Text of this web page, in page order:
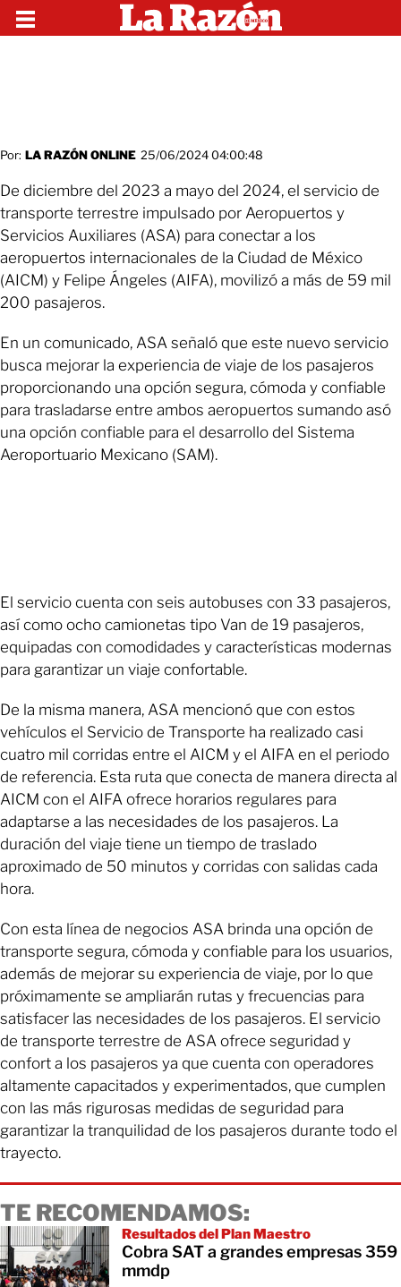
Por: LA RAZÓN ONLINE 25/06/2024 04:00:48
De diciembre del 2023 a mayo del 2024, el servicio de
transporte terrestre impulsado por Aeropuertos y
Servicios Auxiliares (ASA) para conectar a los
aeropuertos internacionales de la Ciudad de México
(AICM) y Felipe Ángeles (AIFA), movilizó a más de 59 mil
200 pasajeros.
En un comunicado, ASA señaló que este nuevo servicio
busca mejorar la experiencia de viaje de los pasajeros
proporcionando una opción segura, cómoda y confiable
para trasladarse entre ambos aeropuertos sumando asó
una opción confiable para el desarrollo del Sistema
Aeroportuario Mexicano (SAM).
El servicio cuenta con seis autobuses con 33 pasajeros,
así como ocho camionetas tipo Van de 19 pasajeros,
equipadas con comodidades y características modernas
para garantizar un viaje confortable.
De la misma manera, ASA mencionó que con estos
vehículos el Servicio de Transporte ha realizado casi
cuatro mil corridas entre el AICM y el AIFA en el periodo
de referencia. Esta ruta que conecta de manera directa al
AICM con el AIFA ofrece horarios regulares para
adaptarse a las necesidades de los pasajeros. La
duración del viaje tiene un tiempo de traslado
aproximado de 50 minutos y corridas con salidas cada
hora.
Con esta línea de negocios ASA brinda una opción de
transporte segura, cómoda y confiable para los usuarios,
además de mejorar su experiencia de viaje, por lo que
próximamente se ampliarán rutas y frecuencias para
satisfacer las necesidades de los pasajeros. El servicio
de transporte terrestre de ASA ofrece seguridad y
confort a los pasajeros ya que cuenta con operadores
altamente capacitados y experimentados, que cumplen
con las más rigurosas medidas de seguridad para
garantizar la tranquilidad de los pasajeros durante todo el
trayecto.
TE RECOMENDAMOS:
Resultados del Plan Maestro
Cobra SAT a grandes empresas 359
mmdp